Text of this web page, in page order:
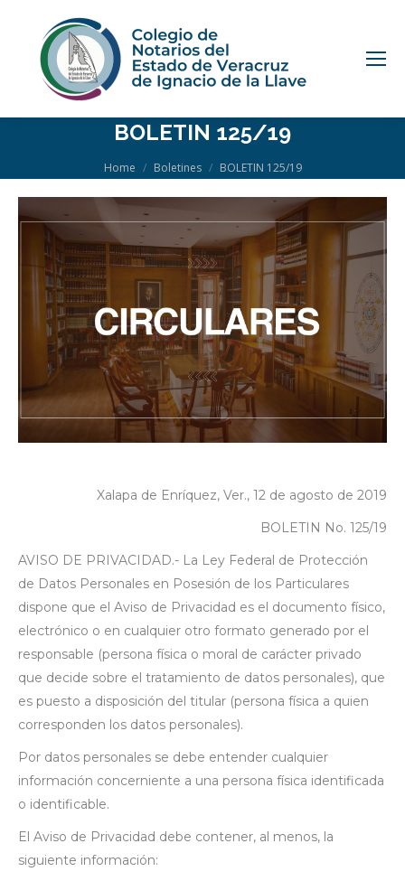
BOLETIN 125/19
You are here:
Home Boletines BOLETIN 125/19
Xalapa de Enríquez, Ver., 12 de agosto de 2019
BOLETIN No. 125/19
AVISO DE PRIVACIDAD.- La Ley Federal de Protección
de Datos Personales en Posesión de los Particulares
dispone que el Aviso de Privacidad es el documento físico,
electrónico o en cualquier otro formato generado por el
responsable (persona física o moral de carácter privado
que decide sobre el tratamiento de datos personales), que
es puesto a disposición del titular (persona física a quien
corresponden los datos personales).
Por datos personales se debe entender cualquier
información concerniente a una persona física identificada
o identificable.
El Aviso de Privacidad debe contener, al menos, la
siguiente información: